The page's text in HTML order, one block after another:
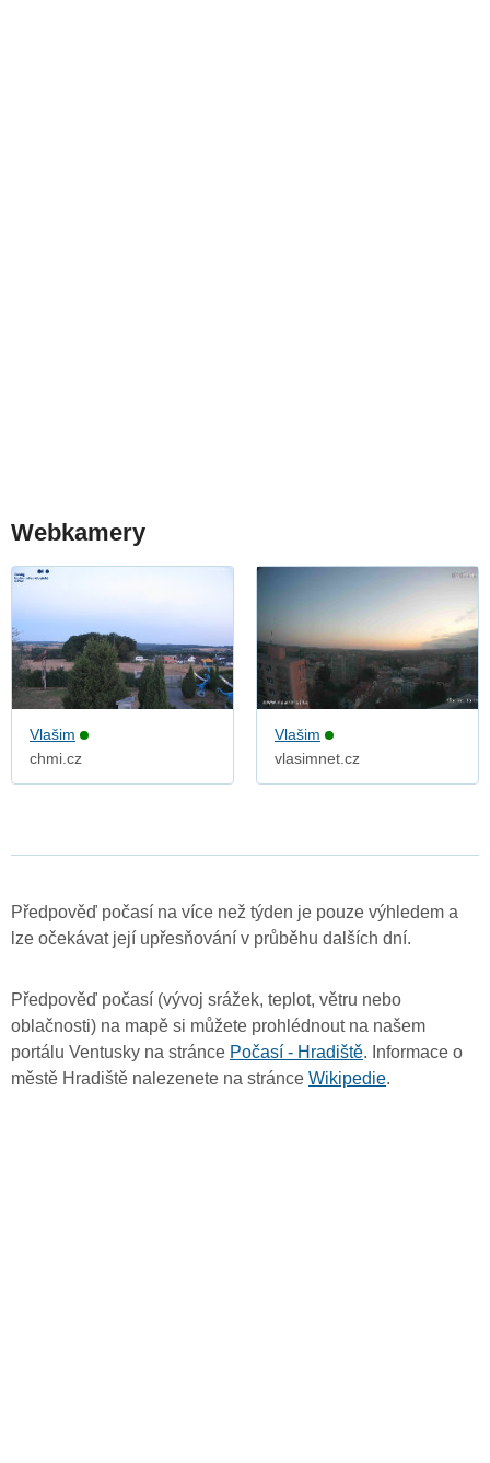
Webkamery
Vlašim
chmi.cz
Vlašim
vlasimnet.cz
Předpověď počasí na více než týden je pouze výhledem a
lze očekávat její upřesňování v průběhu dalších dní.
Předpověď počasí (vývoj srážek, teplot, větru nebo
oblačnosti) na mapě si můžete prohlédnout na našem
portálu Ventusky na stránce Počasí - Hradiště. Informace o
městě Hradiště nalezenete na stránce Wikipedie.